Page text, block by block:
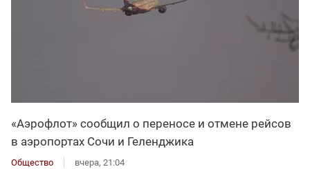
«Аэрофлот» сообщил о переносе и отмене рейсов
в аэропортах Сочи и Геленджика
Общество вчера, 21:04